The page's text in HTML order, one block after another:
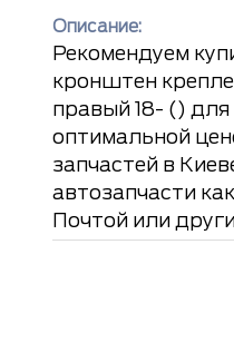
Описание:
Рекомендуем
кронштен
правый 18- () для
оптимальной
запчастей в
автозапчасти
Почтой или